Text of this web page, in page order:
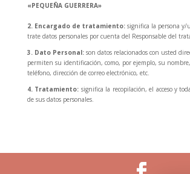
«PEQUEÑA GUERRERA»
2. Encargado de tratamiento: significa la persona
trate datos personales por cuenta del Responsable del
3. Dato Personal: son datos relacionados con usted
permiten su identificación, como, por ejemplo, su
teléfono, dirección de correo electrónico, etc.
4. Tratamiento: significa la recopilación, el acceso y
de sus datos personales.